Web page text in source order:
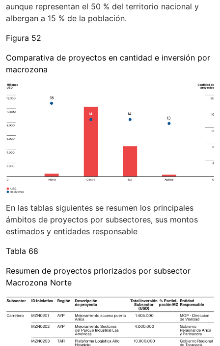
aunque representan el 50 % del territorio nacional y
albergan a 15 % de la población.
Figura 52
Comparativa de proyectos en cantidad e inversión por
macrozona
En las tablas siguientes se resumen los principales
ámbitos de proyectos por subsectores, sus montos
estimados y entidades responsable
Tabla 68
Resumen de proyectos priorizados por subsector
Macrozona Norte